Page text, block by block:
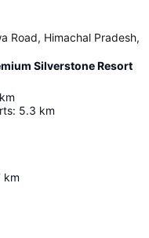
Road, Himachal Pradesh,
Silverstone Resort
km
: 5.3 km
km